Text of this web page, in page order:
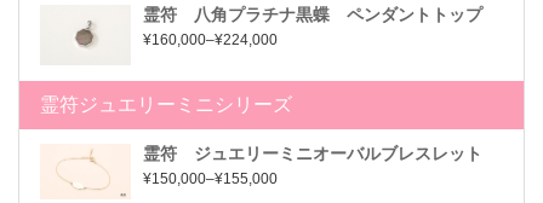
霊符 八角プラチナ黒蝶 ペンダントトップ
¥160,000–¥224,000
霊符ジュエリーミニシリーズ
霊符 ジュエリーミニオーバルブレスレット
¥150,000–¥155,000